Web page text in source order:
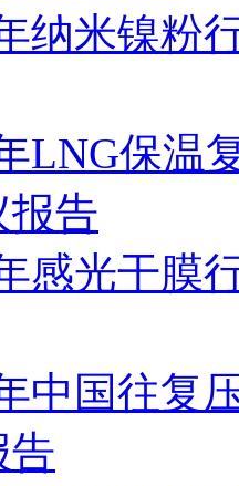
纳米镍粉
LNG保温
报告
感光干膜
中国往复
告